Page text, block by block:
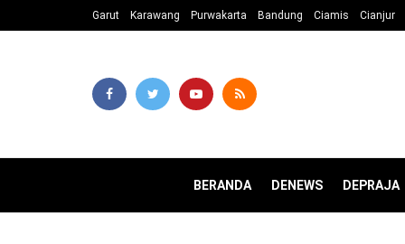
Garut Karawang Purwakarta Bandung Ciamis Cianjur
BERANDA DENEWS DEPRAJA